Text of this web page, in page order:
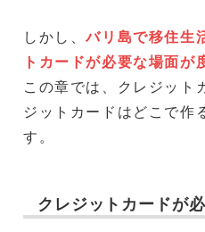
しかし、バリ島で移住生
トカードが必要な場面が
この章では、クレジット
ジットカードはどこで作
す。
クレジットカードが